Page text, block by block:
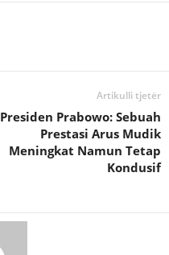
Artikulli tjetër
Presiden Prabowo: Sebuah
Prestasi Arus Mudik
Meningkat Namun Tetap
Kondusif